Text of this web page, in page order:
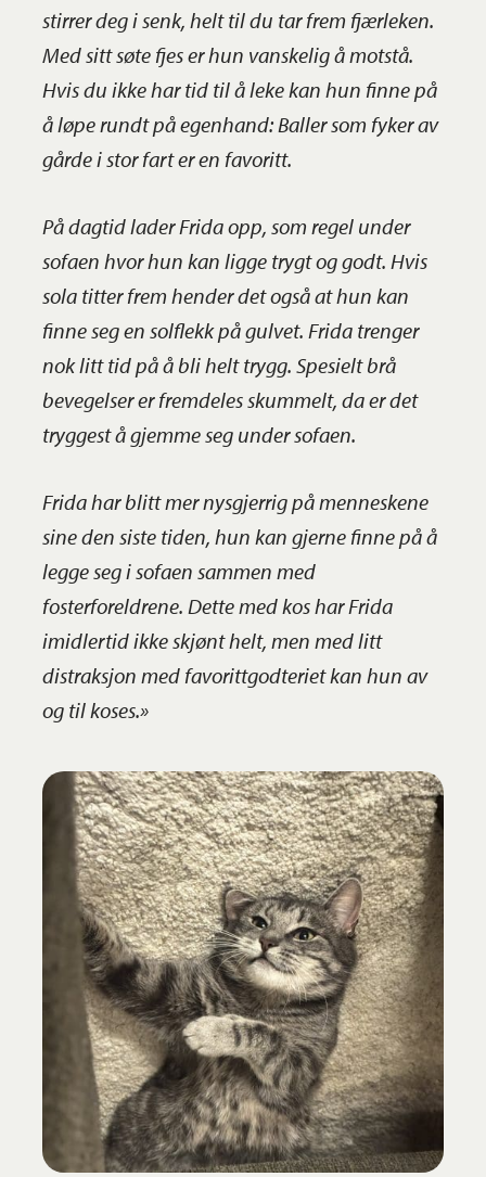
stirrer deg i senk, helt til du tar frem fjærleken.
Med sitt søte fjes er hun vanskelig å motstå.
Hvis du ikke har tid til å leke kan hun finne på
å løpe rundt på egenhand: Baller som fyker av
gårde i stor fart er en favoritt.
På dagtid lader Frida opp, som regel under
sofaen hvor hun kan ligge trygt og godt. Hvis
sola titter frem hender det også at hun kan
finne seg en solflekk på gulvet. Frida trenger
nok litt tid på å bli helt trygg. Spesielt brå
bevegelser er fremdeles skummelt, da er det
tryggest å gjemme seg under sofaen.
Frida har blitt mer nysgjerrig på menneskene
sine den siste tiden, hun kan gjerne finne på å
legge seg i sofaen sammen med
fosterforeldrene. Dette med kos har Frida
imidlertid ikke skjønt helt, men med litt
distraksjon med favorittgodteriet kan hun av
og til koses.»